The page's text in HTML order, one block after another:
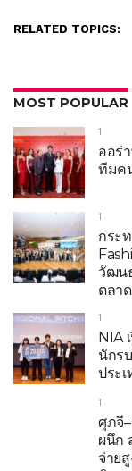
RELATED TOPICS:
MOST POPULAR
1
ออร่
ทีมค
1
กระ
วัฒน
ตลา
1
NIA
นักร
ประ
1
ศุภจี
ผนึก
จ่าย